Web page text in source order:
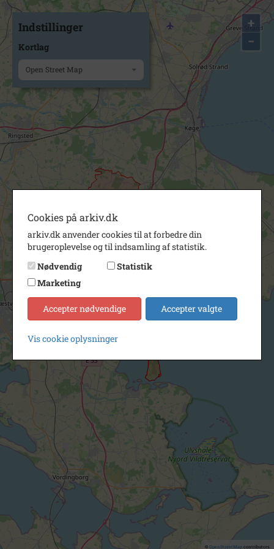
+
−
© OpenStreetMapcontributors.
Indstillinger
Kortlag
Open Street Map
Cookies på arkiv.dk
arkiv.dk anvender cookies til at forbedre din
brugeroplevelse og til indsamling af statistik.
Nødvendig
Statistik
Marketing
Accepter nødvendige Accepter valgte
Vis cookie oplysninger